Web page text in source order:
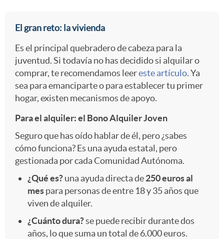
a
d
a
s
v
e
n
e
s
c
a
b
e
c
A
r
t
2
6
o
El gran reto: la vivienda
Es el principal quebradero de cabeza para la
juventud. Si todavía no has decidido si alquilar o
comprar, te recomendamos leereste artículo. Ya
sea para emanciparte o para establecer tu primer
hogar, existen mecanismos de apoyo.
Para el alquiler: el Bono Alquiler Joven
Seguro que has oído hablar de él, pero ¿sabes
cómo funciona? Es una ayuda estatal, pero
gestionada por cada Comunidad Autónoma.
¿Qué es?una ayuda directa de250 euros al
mespara personas de entre 18 y 35 años que
viven de alquiler.
¿Cuánto dura?se puede recibir durante dos
años, lo que suma un total de 6.000 euros.